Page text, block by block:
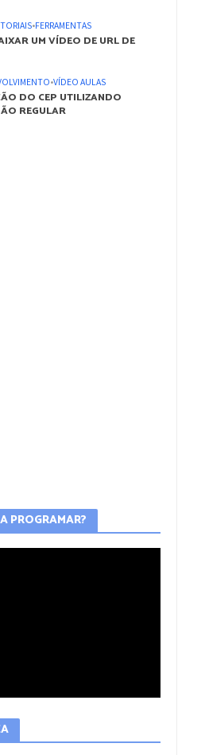
•FERRAMENTAS
UM VÍDEO DE URL DE
•VÍDEO AULAS
DO CEP UTILIZANDO
REGULAR
PROGRAMAR?